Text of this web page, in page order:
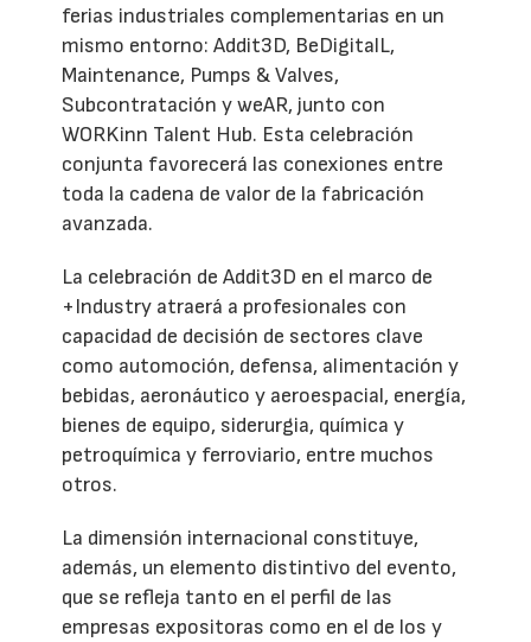
ferias industriales complementarias en un
mismo entorno: Addit3D, BeDigitalL,
Maintenance, Pumps & Valves,
Subcontratación y weAR, junto con
WORKinn Talent Hub. Esta celebración
conjunta favorecerá las conexiones entre
toda la cadena de valor de la fabricación
avanzada.
La celebración de Addit3D en el marco de
+Industry atraerá a profesionales con
capacidad de decisión de sectores clave
como automoción, defensa, alimentación y
bebidas, aeronáutico y aeroespacial, energía,
bienes de equipo, siderurgia, química y
petroquímica y ferroviario, entre muchos
otros.
La dimensión internacional constituye,
además, un elemento distintivo del evento,
que se refleja tanto en el perfil de las
empresas expositoras como en el de los y